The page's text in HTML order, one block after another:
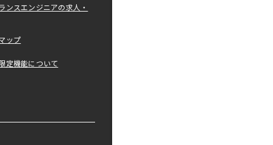
ンスエンジニアの求人・
ップ
定機能について